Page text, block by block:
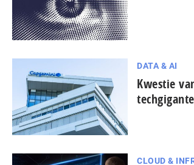
DATA & AI
Kwestie
CLOUD &